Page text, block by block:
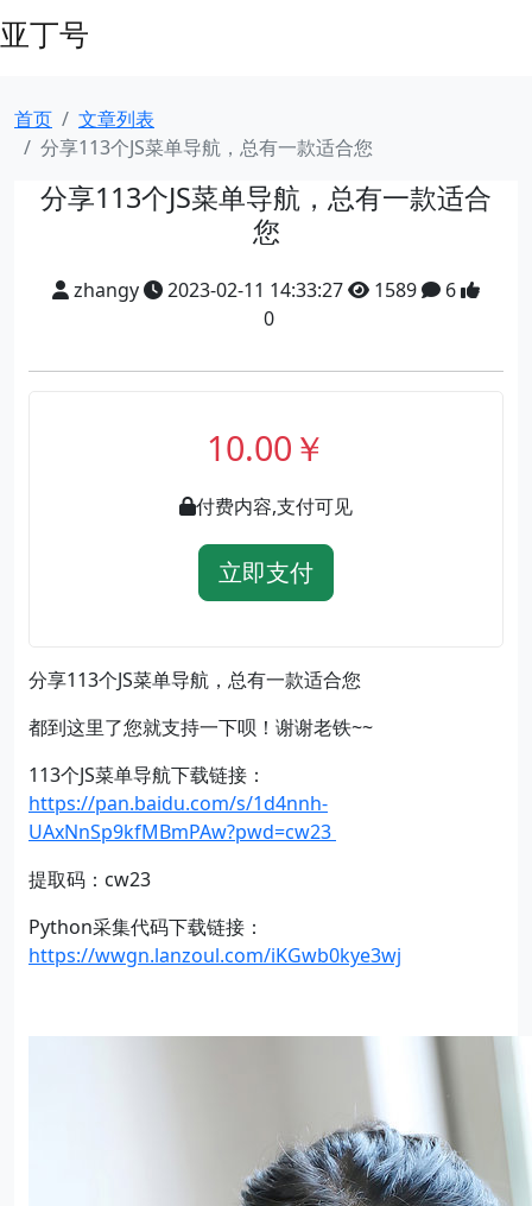
亚丁号
首页
文章列表
分享113个JS菜单导航，总有一款适合您
分享113个JS菜单导航，总有一款适合
您
zhangy 2023-02-11 14:33:27 1589
6
0
10.00￥
付费内容,支付可见
立即支付
分享113个JS菜单导航，总有一款适合您
都到这里了您就支持一下呗！谢谢老铁~~
​113个JS菜单导航下载链接：
https://pan.baidu.com/s/1d4nnh-
UAxNnSp9kfMBmPAw?pwd=cw23
提取码：cw23
Python采集代码下载链接：
https://wwgn.lanzoul.com/iKGwb0kye3wj